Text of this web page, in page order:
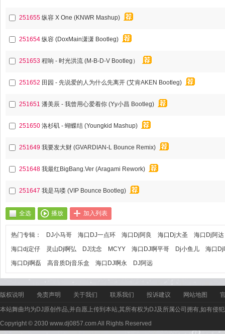
251655 纵容 X One (KNWR Mashup)
251654 纵容 (DoxMain潇潇 Bootleg)
251653 程响 - 时光洪流 (M-B-D-V Bootleg）
251652 田园 - 先说爱的人为什么先离开 (艾肯AKEN Bootleg)
251651 潘美辰 - 我曾用心爱着你 (Yy小昌 Bootleg)
251650 洛杉矶 - 蝴蝶结 (Youngkid Mashup)
251649 我要发大财 (GVARDIAN-L Bounce Remix)
251648 我最红BigBang.Ver (Aragami Rework)
251647 我是马喽 (VIP Bounce Bootleg)
全选 播放 加入列表
热门专辑： DJ小马哥 海口DJ一点环 海口Dj阿良 海口Dj大圣
海口Dj阿达
海口dj定仔
灵山Dj啊弘 DJ沈念 MCYY 海口DJ啊平哥 Dj小鱼儿
海口Dj
海口Dj啊磊
高音质Dj音乐盒 海口DJ啊永 DJ阿远
版权说明 免责声明 关于我们 联系我们 投诉建议 网站地图
本站舞曲均为DJ原创作品,并自愿上传到本站,其所有权为DJ及所属公司拥有,如有侵
Copyright © 2030 www.dj0857.com All Rights Reserved